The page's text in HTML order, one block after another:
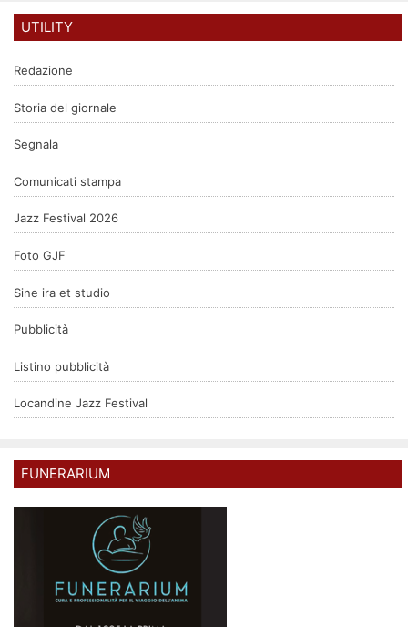
UTILITY
Redazione
Storia del giornale
Segnala
Comunicati stampa
Jazz Festival 2026
Foto GJF
Sine ira et studio
Pubblicità
Listino pubblicità
Locandine Jazz Festival
FUNERARIUM